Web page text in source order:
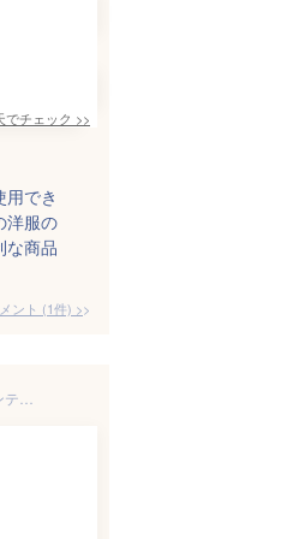
でチェック >>
でき
洋服の
な商品
ント (1件) >